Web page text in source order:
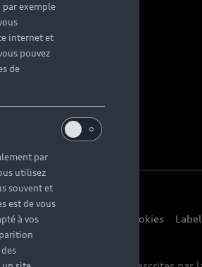
Paramètres des cookies
exemple
internet et
pouvez
de
par
utilisez
souvent et
est de vous
à vos